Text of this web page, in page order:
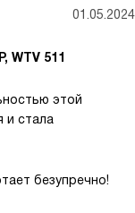
01.05.2024
WTV 511
этой
и стала
безупречно!